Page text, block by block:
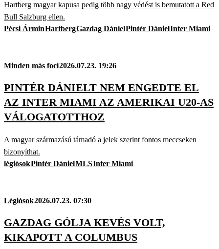
Hartberg magyar kapusa pedig több nagy védést is bemutatott a Red
Bull Salzburg ellen.
Pécsi ÁrminHartbergGazdag DánielPintér DánielInter Miami
Minden más foci2026.07.23. 19:26
PINTÉR DÁNIELT NEM ENGEDTE EL
AZ INTER MIAMI AZ AMERIKAI U20-AS
VÁLOGATOTTHOZ
A magyar származású támadó a jelek szerint fontos meccseken
bizonyíthat.
légiósokPintér DánielMLSInter Miami
Légiósok2026.07.23. 07:30
GAZDAG GÓLJA KEVÉS VOLT,
KIKAPOTT A COLUMBUS